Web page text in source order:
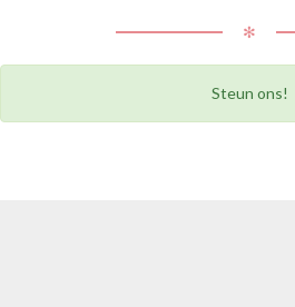
✻
Steun ons!